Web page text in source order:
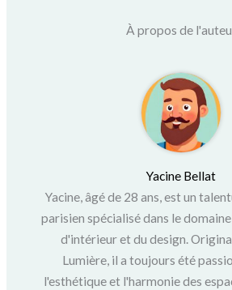
À propos de
Yacine Bellat
Yacine, âgé de 28 ans, est un
parisien spécialisé dans le
d'intérieur et du design.
Lumière, il a toujours été
l'esthétique et l'harmonie des